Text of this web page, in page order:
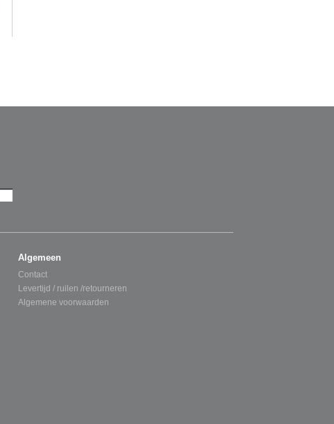
Algemeen
Contact
Levertijd / ruilen /retourneren
Algemene voorwaarden